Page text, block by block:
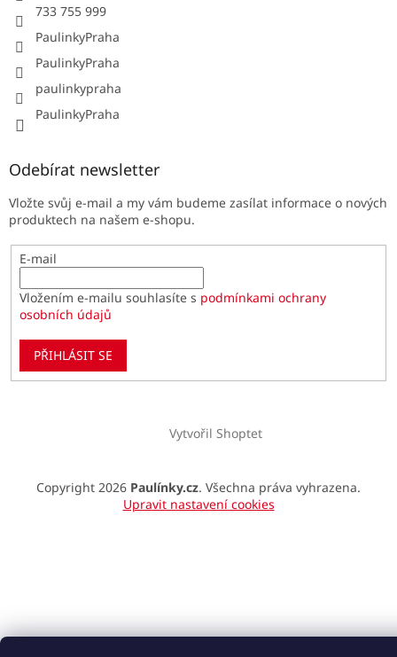
733 755 999
PaulinkyPraha
PaulinkyPraha
paulinkypraha
PaulinkyPraha
Odebírat newsletter
Vložte svůj e-mail a my vám budeme zasílat informace o nových
produktech na našem e-shopu.
E-mail
Vložením e-mailu souhlasíte s podmínkami ochrany
osobních údajů
PŘIHLÁSIT SE
Vytvořil Shoptet
Copyright 2026 Paulínky.cz. Všechna práva vyhrazena.
Upravit nastavení cookies